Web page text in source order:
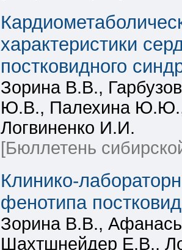
характеристики
постковидного
Зорина В.В.,
Ю.В., Палехина
Логвиненко И.И.
[Бюллетень
Клинико-
фенотипа
Зорина В.В.,
Шахтшнейдер Е.В.,